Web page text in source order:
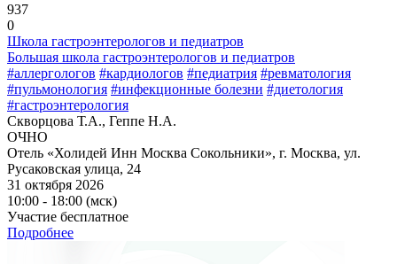
937
0
Школа гастроэнтерологов и педиатров
Большая школа гастроэнтерологов и педиатров
#аллергологов #кардиологов #педиатрия #ревматология
#пульмонология #инфекционные болезни #диетология
#гастроэнтерология
Скворцова Т.А., Геппе Н.А.
ОЧНО
Отель «Холидей Инн Москва Сокольники», г. Москва, ул.
Русаковская улица, 24
31 октября 2026
10:00 - 18:00 (мск)
Участие бесплатное
Подробнее